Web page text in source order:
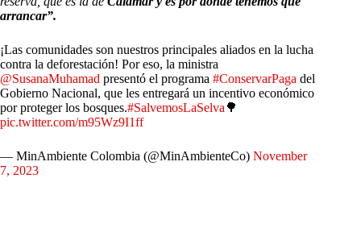
arrancar”.
¡Las comunidades son nuestros principales aliados en la lucha
contra la deforestación! Por eso, la ministra
@SusanaMuhamad presentó el programa #ConservarPaga del
Gobierno Nacional, que les entregará un incentivo económico
por proteger los bosques.#SalvemosLaSelva 🌳
pic.twitter.com/m95Wz9I1ff
— MinAmbiente Colombia (@MinAmbienteCo) November
7, 2023